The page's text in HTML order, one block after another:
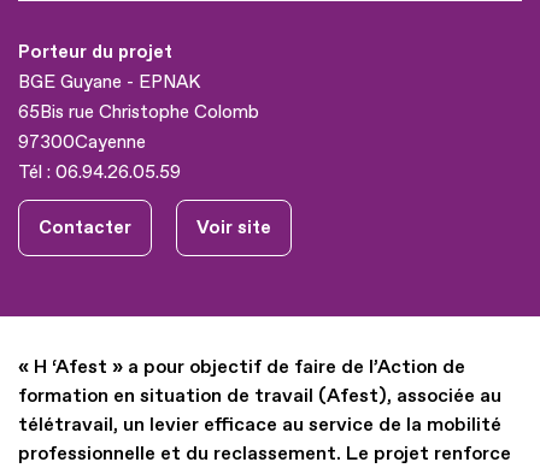
Porteur du projet
BGE Guyane - EPNAK
65Bis rue Christophe Colomb
97300Cayenne
Tél : 06.94.26.05.59
Contacter Voir site
« H ‘Afest » a pour objectif de faire de l’Action de
formation en situation de travail (Afest), associée au
télétravail, un levier efficace au service de la mobilité
professionnelle et du reclassement. Le projet renforce